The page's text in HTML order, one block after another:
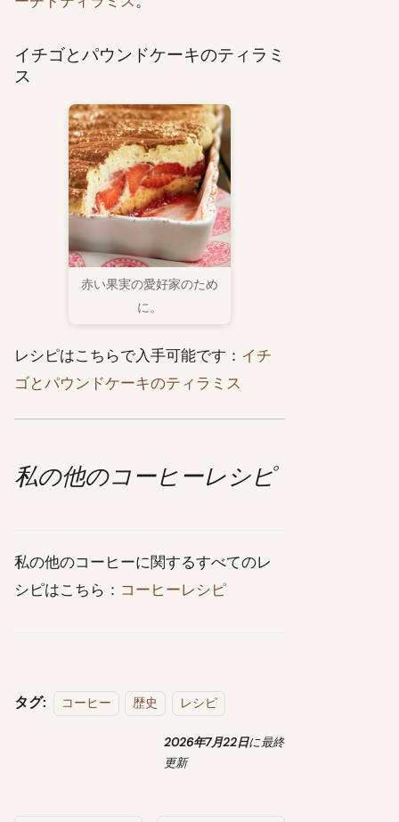
イチゴとパウンドケーキのティラミ
ス
赤い果実の愛好家のため
に。
レシピはこちらで入手可能です： イチ
ゴとパウンドケーキのティラミス
私の他のコーヒーレシピ
私の他のコーヒーに関するすべてのレ
シピはこちら： コーヒーレシピ
タグ: コーヒー 歴史 レシピ
2026年7月22日に最終
更新